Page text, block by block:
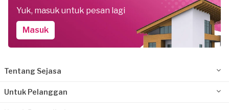
Yuk, masuk untuk pesan lagi
Masuk
Tentang Sejasa
Untuk Pelanggan